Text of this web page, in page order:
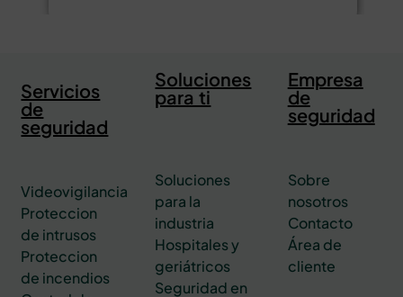
Servicios
de
seguridad
Videovigilancia
Proteccion
de intrusos
Proteccion
de incendios
Soluciones
para ti
Soluciones
para la
industria
Hospitales y
geriátricos
Seguridad en
Empresa
de
seguridad
Sobre
nosotros
Contacto
Área de
cliente